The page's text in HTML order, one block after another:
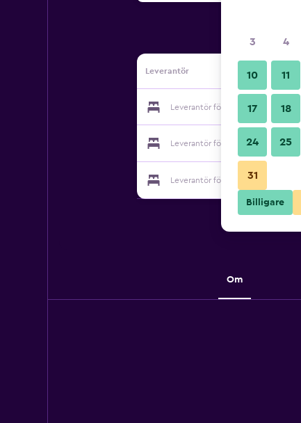
Leverantör
Leverantör för Bole Skygate Hotel
Leverantör för Bole Skygate Hotel
Leverantör för Bole Skygate Hotel
Om
3 4
10 11
17 18
24 25
31
Billigare